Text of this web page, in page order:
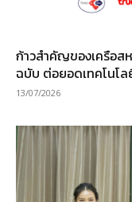
ก้าวสำคัญของเครือ
ฉบับ ต่อยอดเทคโนโล
13/07/2026